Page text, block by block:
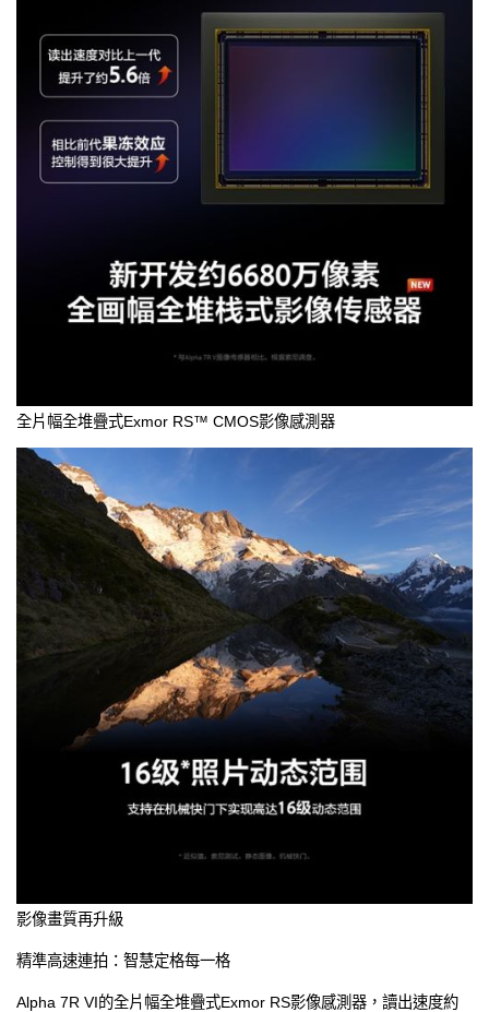
全片幅全堆疊式Exmor RS™ CMOS影像感測器
影像畫質再升級
精準高速連拍：智慧定格每一格
Alpha 7R VI的全片幅全堆疊式Exmor RS影像感測器，讀出速度約